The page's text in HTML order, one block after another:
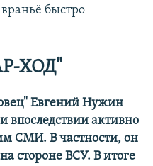
быстро
ХОД"
Евгений Нужин
впоследствии активно
СМИ. В частности, он
стороне ВСУ. В итоге